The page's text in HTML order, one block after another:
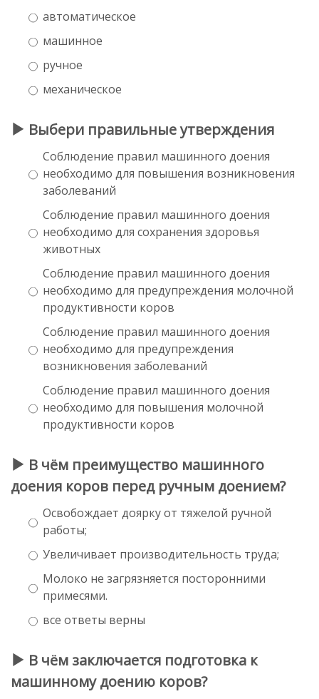
автоматическое
машинное
ручное
механическое
Выбери правильные утверждения
Соблюдение правил машинного доения
необходимо для повышения возникновения
заболеваний
Соблюдение правил машинного доения
необходимо для сохранения здоровья
животных
Соблюдение правил машинного доения
необходимо для предупреждения молочной
продуктивности коров
Соблюдение правил машинного доения
необходимо для предупреждения
возникновения заболеваний
Соблюдение правил машинного доения
необходимо для повышения молочной
продуктивности коров
В чём преимущество машинного
доения коров перед ручным доением?
Освобождает доярку от тяжелой ручной
работы;
Увеличивает производительность труда;
Молоко не загрязняется посторонними
примесями.
все ответы верны
В чём заключается подготовка к
машинному доению коров?